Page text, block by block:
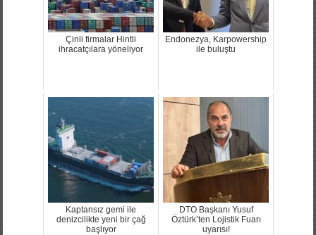
Çinli firmalar Hintli
ihracatçılara yöneliyor
Endonezya, Karpowership
ile buluştu
Kaptansız gemi ile
denizcilikte yeni bir çağ
başlıyor
DTO Başkanı Yusuf
Öztürk’ten Lojistik Fuarı
uyarısı!